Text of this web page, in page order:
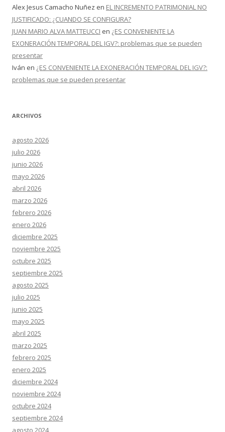
Alex Jesus Camacho Nuñez en EL INCREMENTO PATRIMONIAL NO
JUSTIFICADO: ¿CUANDO SE CONFIGURA?
JUAN MARIO ALVA MATTEUCCI en ¿ES CONVENIENTE LA
EXONERACIÓN TEMPORAL DEL IGV?: problemas que se pueden
presentar
Iván en ¿ES CONVENIENTE LA EXONERACIÓN TEMPORAL DEL IGV?:
problemas que se pueden presentar
ARCHIVOS
agosto 2026
julio 2026
junio 2026
mayo 2026
abril 2026
marzo 2026
febrero 2026
enero 2026
diciembre 2025
noviembre 2025
octubre 2025
septiembre 2025
agosto 2025
julio 2025
junio 2025
mayo 2025
abril 2025
marzo 2025
febrero 2025
enero 2025
diciembre 2024
noviembre 2024
octubre 2024
septiembre 2024
agosto 2024